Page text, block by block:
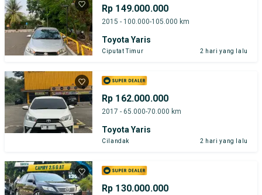
Rp 149.000.000
2015 - 100.000-105.000 km
Toyota Yaris
Ciputat Timur 2 hari yang lalu
Rp 162.000.000
2017 - 65.000-70.000 km
Toyota Yaris
Cilandak 2 hari yang lalu
Rp 130.000.000